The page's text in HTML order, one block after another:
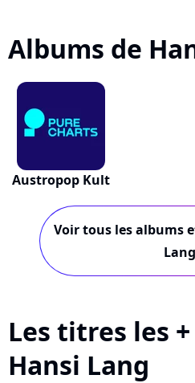
Albums de
Austropop Kult
Voir tous les albums
Lang
Les titres les
Hansi Lang